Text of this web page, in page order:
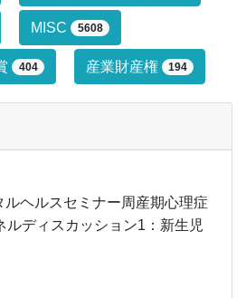
MISC 5608
404 産業財産権 194
ヘルスセミナー周産期心理症
ルディスカッション1：新生児